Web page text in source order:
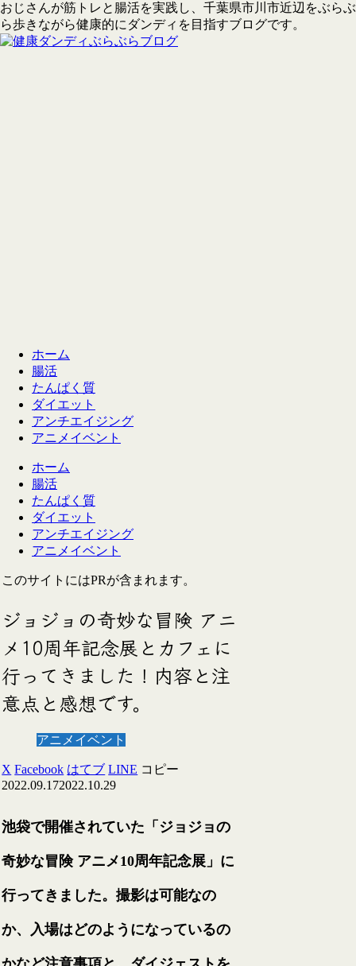
おじさんが筋トレと腸活を実践し、千葉県市川市近辺をぶらぶ
ら歩きながら健康的にダンディを目指すブログです。
ホーム
腸活
たんぱく質
ダイエット
アンチエイジング
アニメイベント
ホーム
腸活
たんぱく質
ダイエット
アンチエイジング
アニメイベント
このサイトにはPRが含まれます。
ジョジョの奇妙な冒険 アニ
メ10周年記念展とカフェに
行ってきました！内容と注
意点と感想です。
アニメイベント
X Facebook はてブ LINE コピー
2022.09.172022.10.29
池袋で開催されていた「ジョジョの
奇妙な冒険 アニメ10周年記念展」に
行ってきました。撮影は可能なの
か、入場はどのようになっているの